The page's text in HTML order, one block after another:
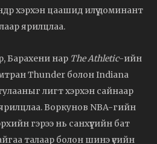
хэрхэн цаашид илүү доминант
ярилцлаа.
Барахени нар The Athletic-ийн
Thunder болон Indiana
лигт хэрхэн сайнаар
Воркунов NBA-гийн
гэрээ нь санхүүгийн бат
талаар болон шинэ үеийн